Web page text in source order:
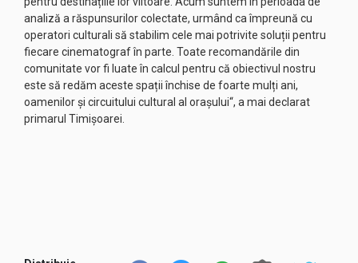
analiză a răspunsurilor colectate, urmând ca împreună cu
operatori culturali să stabilim cele mai potrivite soluții pentru
fiecare cinematograf în parte. Toate recomandările din
comunitate vor fi luate în calcul pentru că obiectivul nostru
este să redăm aceste spații închise de foarte mulți ani,
oamenilor și circuitului cultural al orașului“, a mai declarat
primarul Timișoarei.